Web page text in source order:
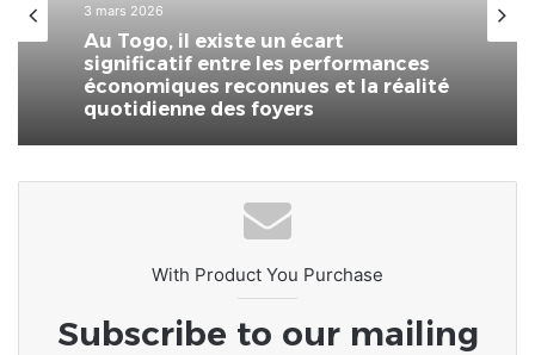
3 mars 2026
Au Togo, il existe un écart
significatif entre les performances
économiques reconnues et la réalité
quotidienne des foyers
With Product You Purchase
Subscribe to our mailing